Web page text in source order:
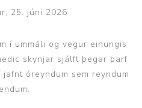
25. júní 2026
í ummáli og vegur einungis
skynjar sjálft þegar þarf
óreyndum sem reyndum